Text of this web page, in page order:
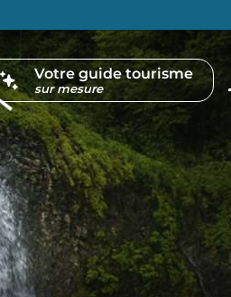
Votre guide tourisme
sur mesure